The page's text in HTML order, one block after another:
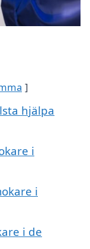
hjälpa
i
i
i de